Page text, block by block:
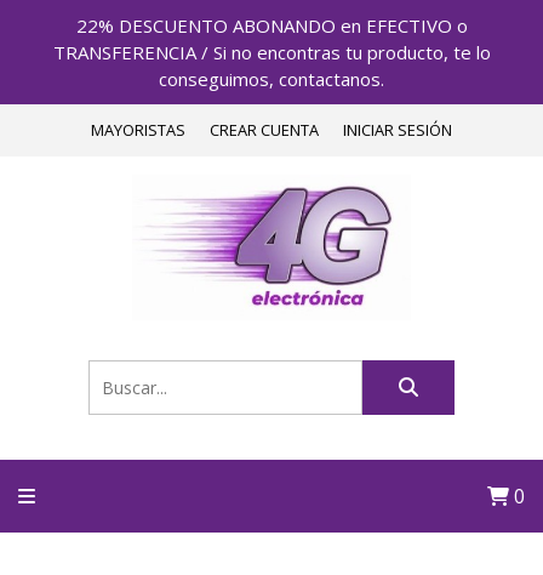
22% DESCUENTO ABONANDO en EFECTIVO o
TRANSFERENCIA / Si no encontras tu producto, te lo
conseguimos, contactanos.
MAYORISTAS CREAR CUENTA INICIAR SESIÓN
0